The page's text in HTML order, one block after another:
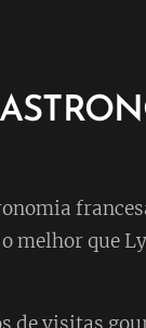
melhor que